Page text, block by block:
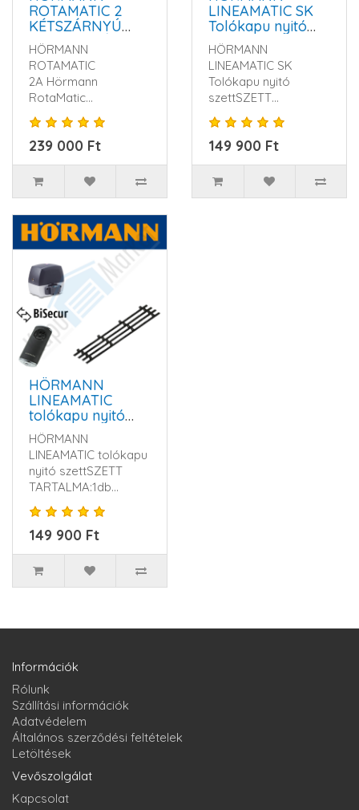
ROTAMATIC 2
KÉTSZÁRNYÚ
KAPUNYITÓ
AUTOMATIKA
SZETT
HÖRMANN
ROTAMATIC
2A Hörmann
RotaMatic
szárnyaskapu-
meghajtás a modern,
karcsú dizájnjának..
239 000 Ft
LINEAMATIC SK
Tolókapu nyitó
szett
HÖRMANN
LINEAMATIC SK
Tolókapu nyitó
szettSZETT
TARTALMA:1db
Hörmann LineaMatic
motor1db Hörmann
vez..
149 900 Ft
HÖRMANN
LINEAMATIC
tolókapu nyitó
szett
HÖRMANN
LINEAMATIC tolókapu
nyitó szettSZETT
TARTALMA:1db
Hörmann LineaMatic
motor1db Hörmann
vezérl..
149 900 Ft
Információk
Rólunk
Szállítási információk
Adatvédelem
Általános szerződési feltételek
Letöltések
Vevőszolgálat
Kapcsolat